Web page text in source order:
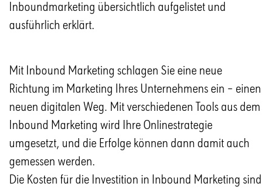
Inboundmarketing übersichtlich aufgelistet und
ausführlich erklärt.
Mit Inbound Marketing schlagen Sie eine neue
Richtung im Marketing Ihres Unternehmens ein – einen
neuen digitalen Weg. Mit verschiedenen Tools aus dem
Inbound Marketing wird Ihre Onlinestrategie
umgesetzt, und die Erfolge können dann damit auch
gemessen werden.
Die Kosten für die Investition in Inbound Marketing sind